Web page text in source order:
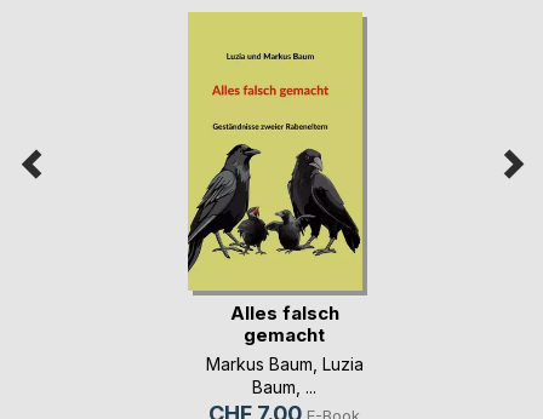
Alles falsch
gemacht
Markus Baum Luzia
Baum , ...
CHF 7.00